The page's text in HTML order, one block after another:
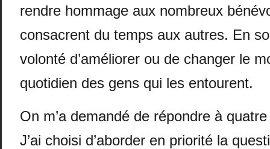
rendre hommage aux nombreux
consacrent du temps aux autres. En
volonté d’améliorer ou de changer le
quotidien des gens qui les entourent.
On m’a demandé de répondre à
J’ai choisi d’aborder en priorité la